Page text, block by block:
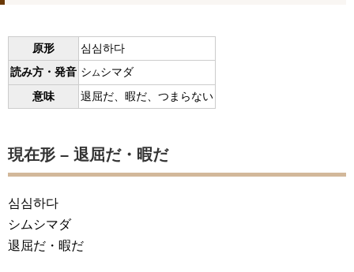
原形
심심하다
読み方・発音 シ ムシマダ
意味 退屈だ、暇だ、つまらない
現在形 – 退屈だ・暇だ
심심하다
シムシマダ
退屈だ・暇だ